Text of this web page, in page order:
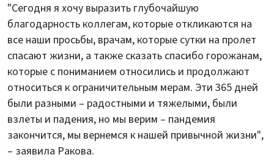
"Сегодня я хочу выразить глубочайшую
благодарность коллегам, которые откликаются на
все наши просьбы, врачам, которые сутки на пролет
спасают жизни, а также сказать спасибо горожанам,
которые с пониманием относились и продолжают
относиться к ограничительным мерам. Эти 365 дней
были разными – радостными и тяжелыми, были
взлеты и падения, но мы верим – пандемия
закончится, мы вернемся к нашей привычной жизни",
– заявила Ракова.